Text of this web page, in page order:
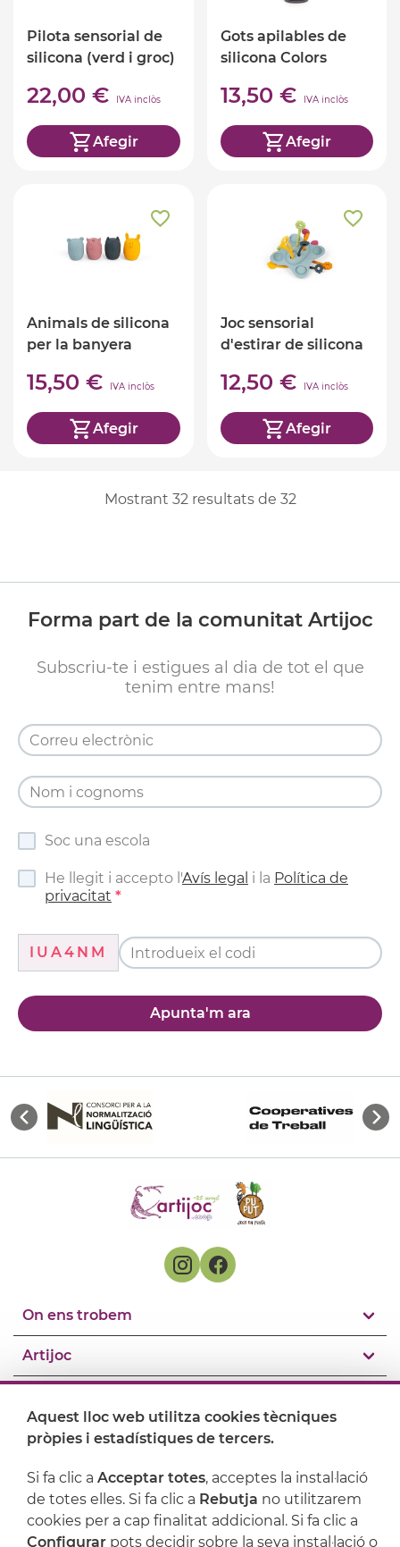
Pilota sensorial de
silicona (verd i groc)
22,00 € IVA inclòs
Afegir
Gots apilables de
silicona Colors
13,50 € IVA inclòs
Afegir
Animals de silicona
per la banyera
15,50 € IVA inclòs
Afegir
Joc sensorial
d'estirar de silicona
12,50 € IVA inclòs
Afegir
Mostrant 32resultats de 32
Forma part de la comunitat Artijoc
Subscriu-te i estigues al dia de tot el que
tenim entre mans!
Soc una escola
He llegit i accepto l'Avís legal i la Política de
privacitat
IUA4NM
Apunta'm ara
On ens trobem
Artijoc
Aquest lloc web utilitza cookies tècniques
pròpies i estadístiques de tercers.
Si fa clic a Acceptar totes, acceptes la instal·lació
de totes elles. Si fa clic a Rebutja no utilitzarem
cookies per a cap finalitat addicional. Si fa clic a
Configurar pots decidir sobre la seva instal·lació o